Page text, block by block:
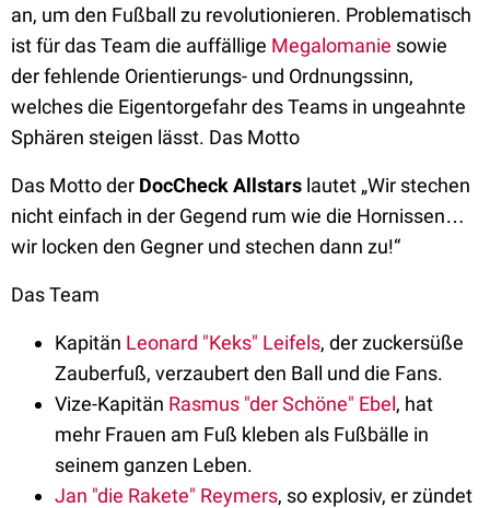
an, um den Fußball zu revolutionieren. Problematisch
ist für das Team die auffällige Megalomanie sowie
der fehlende Orientierungs- und Ordnungssinn,
welches die Eigentorgefahr des Teams in ungeahnte
Sphären steigen lässt. Das Motto
Das Motto der DocCheck Allstars lautet „Wir stechen
nicht einfach in der Gegend rum wie die Hornissen…
wir locken den Gegner und stechen dann zu!“
Das Team
Kapitän Leonard "Keks" Leifels, der zuckersüße
Zauberfuß, verzaubert den Ball und die Fans.
Vize-Kapitän Rasmus "der Schöne" Ebel, hat
mehr Frauen am Fuß kleben als Fußbälle in
seinem ganzen Leben.
Jan "die Rakete" Reymers, so explosiv, er zündet